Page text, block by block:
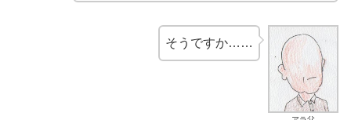
そうですか……